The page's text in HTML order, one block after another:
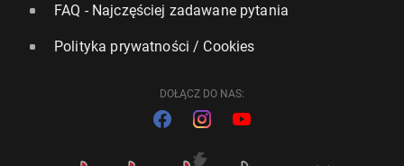
FAQ - Najczęściej zadawane pytania
Polityka prywatności / Cookies
DOŁĄCZ DO NAS: